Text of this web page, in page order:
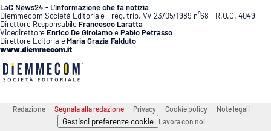
LaC News24 - L’informazione che fa notizia
Diemmecom Società Editoriale - reg. trib. VV 23/05/1989 n°68 - R.O.C. 4049
Direttore Responsabile Francesco Laratta
Vicedirettore Enrico De GirolamoePablo Petrasso
Direttore Editoriale Maria Grazia Falduto
www.diemmecom.it
Redazione Segnala alla redazione Privacy Cookie policy Note legali
Gestisci preferenze cookie Lavora con noi